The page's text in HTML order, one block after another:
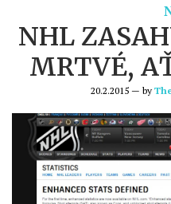
NHL
MRTVÉ,
20.2.2015 — by